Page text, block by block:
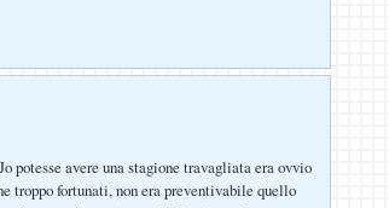
potesse avere una stagione travagliata era ovvio
troppo fortunati, non era preventivabile quello